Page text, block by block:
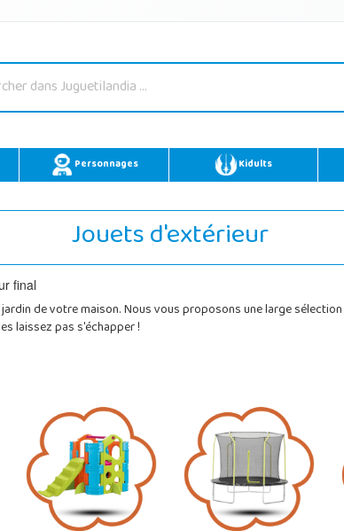
Personnages Kidults
Jouets d'extérieur
de votre maison. Nous vous proposons une large
laissez pas s'échapper !